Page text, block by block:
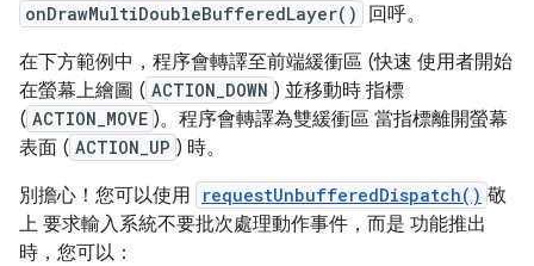
onDrawMultiDoubleBufferedLayer()
回呼。
在下方範例中，程序會轉譯至前端緩衝區 (快速 使用者開始
在螢幕上繪圖 ( ACTION_DOWN ) 並移動時 指標
( ACTION_MOVE )。程序會轉譯為雙緩衝區 當指標離開螢幕
表面 ( ACTION_UP ) 時。
別擔心！您可以使用
requestUnbufferedDispatch() 敬
上 要求輸入系統不要批次處理動作事件，而是 功能推出
時，您可以：